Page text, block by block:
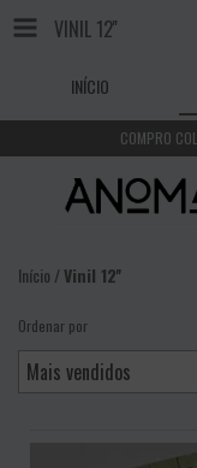
VINIL 12''
INÍCIO
COMPRO
Início /Vinil 12''
Ordenar por